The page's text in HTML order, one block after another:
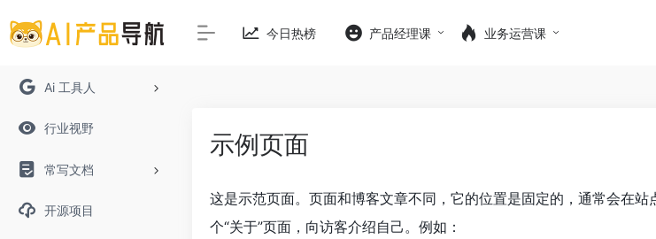
Ai 工具人
行业视野
常写文档
开源项目
今日热榜 产品经理课 业务运营课
示例页面
这是示范页面。页面和博客文章不同，它的位置是固定的，通常会在
个“关于”页面，向访客介绍自己。例如：